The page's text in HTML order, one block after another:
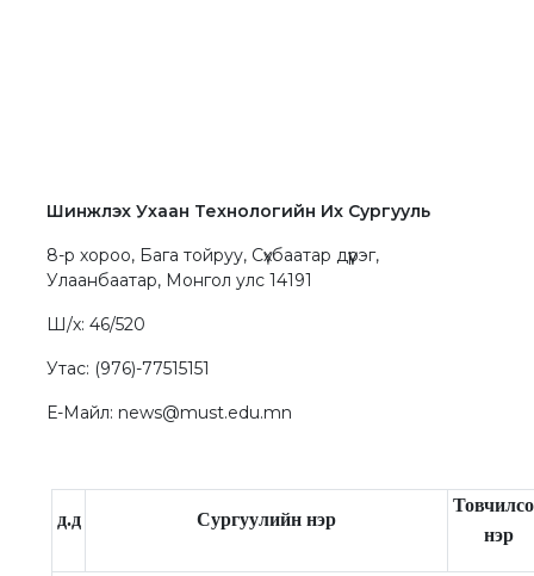
Шинжлэх Ухаан Технологийн Их Сургууль
8-р хороо, Бага тойруу, Сүхбаатар дүүрэг,
Улаанбаатар, Монгол улс 14191
Ш/х: 46/520
Утас: (976)-77515151
Е-Майл: news@must.edu.mn
д.д Сургуулийн нэр
нэр